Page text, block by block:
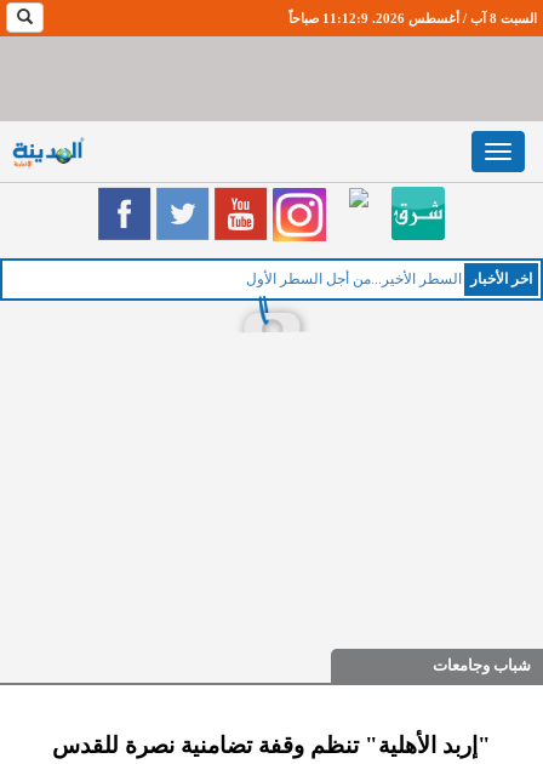
السبت 8 آب / أغسطس 2026. 11:12:10 صباحاً
Toggle
navigation
اخر اﻷخبار ال
شباب وجامعات
"إربد الأهلية" تنظم وقفة تضامنية نصرة للقدس